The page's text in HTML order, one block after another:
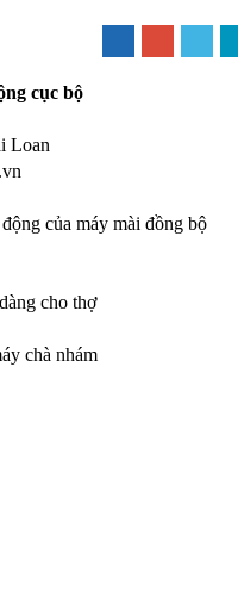
cục bộ
Loan
của máy mài đồng bộ
cho thợ
chà nhám